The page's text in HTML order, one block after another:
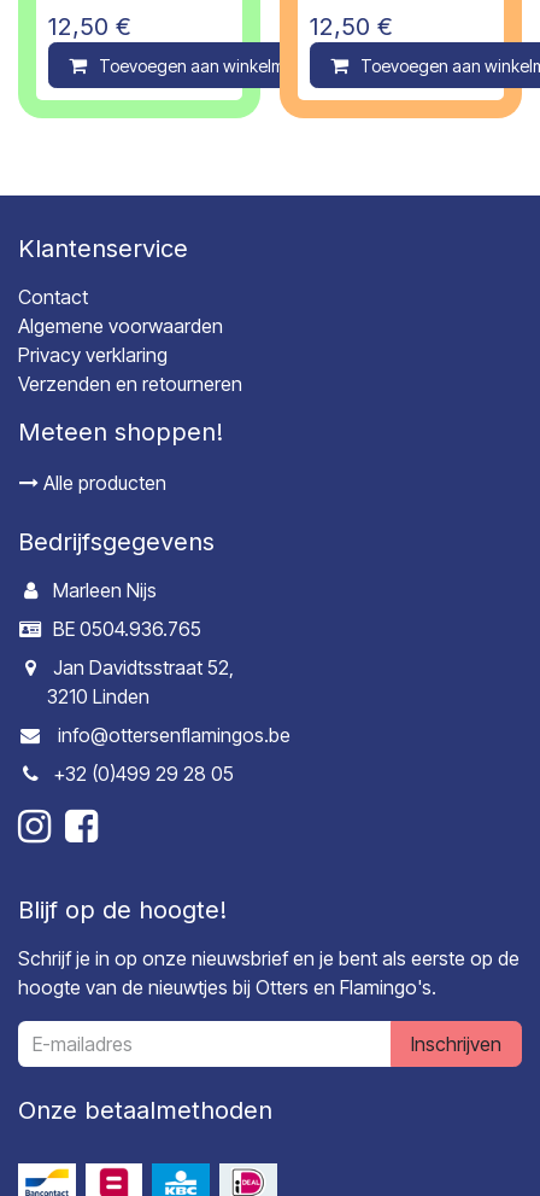
12,50 €
Toevoegen aan winkelmandje Compare
12,50 €
Toevoegen aan
Klantenservice
Contact
Algemene voorwaarden
Privacy verklaring
Verzenden en retourneren
Meteen shoppen!
Alle producten
Bedrijfsgegevens
Marleen Nijs
BE 0504.936.765
Jan Davidtsstraat 52,
3210 Linden
info@ottersenflamingos.be
+32 (0)499 29 28 05
Blijf op de hoogte!
Schrijf je in op onze nieuwsbrief en je bent als eerste op de
hoogte van de nieuwtjes bij Otters en Flamingo's.
Inschrijven
Onze betaalmethoden